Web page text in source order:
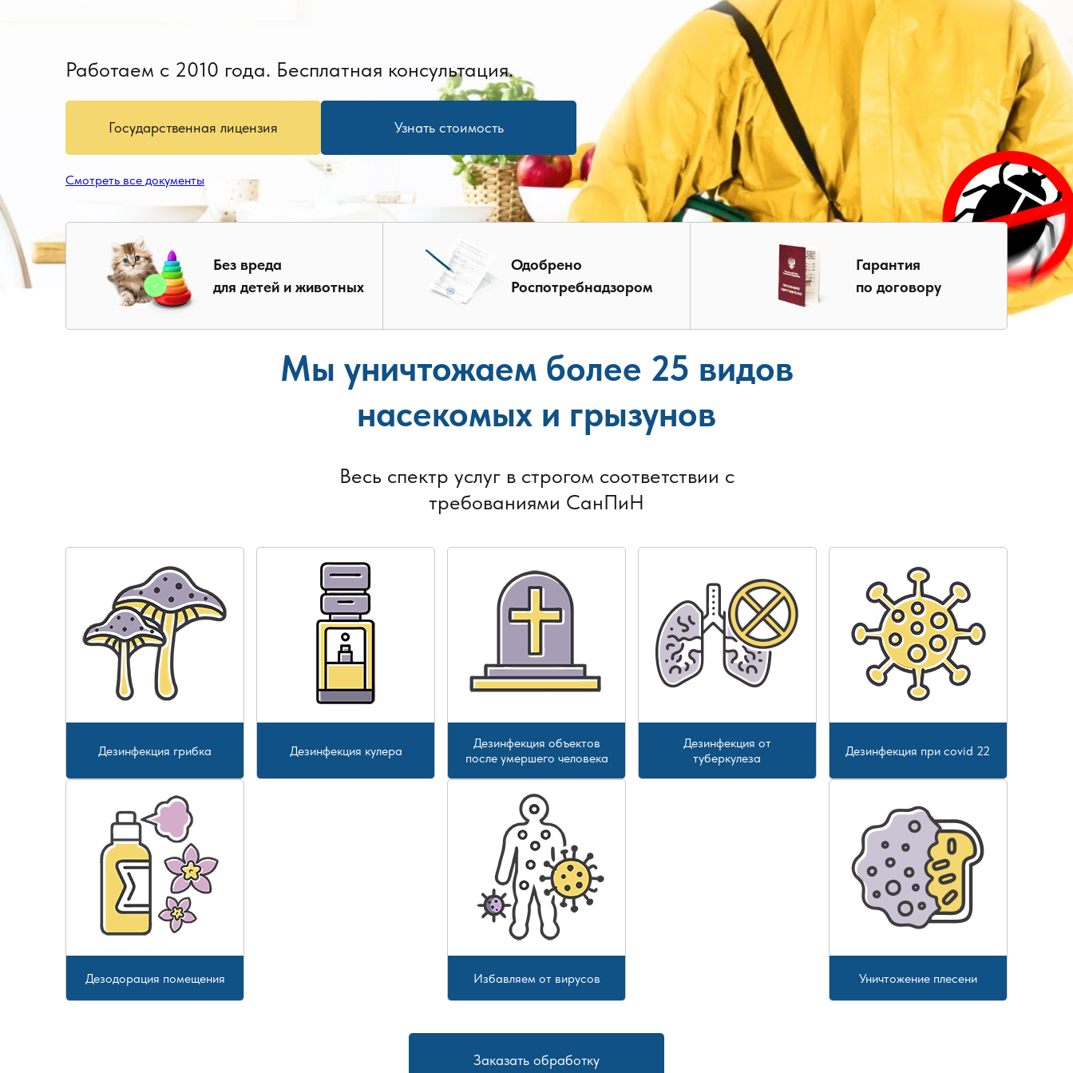
Работаем с 2010 года. Бесплатная консультация.
Государственная лицензия Узнать стоимость
Смотреть все документы
Без вреда
для детей и животных
Одобрено
Роспотребнадзором
Гарантия
по договору
Мы уничтожаем более 25 видов
насекомых и грызунов
Весь спектр услуг в строгом соответствии с
требованиями СанПиН
Дезинфекция грибка Дезинфекция кулера
Дезинфекция объектов
после умершего человека
Дезинфекция от
туберкулеза
Дезинфекция при covid 22
Дезодорация помещения Избавляем от вирусов Уничтожение плесени
Заказать обработку